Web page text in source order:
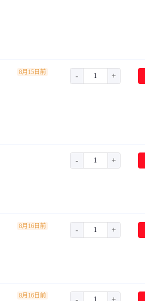
8月15日前 - +
- +
8月16日前 - +
8月16日前 - +